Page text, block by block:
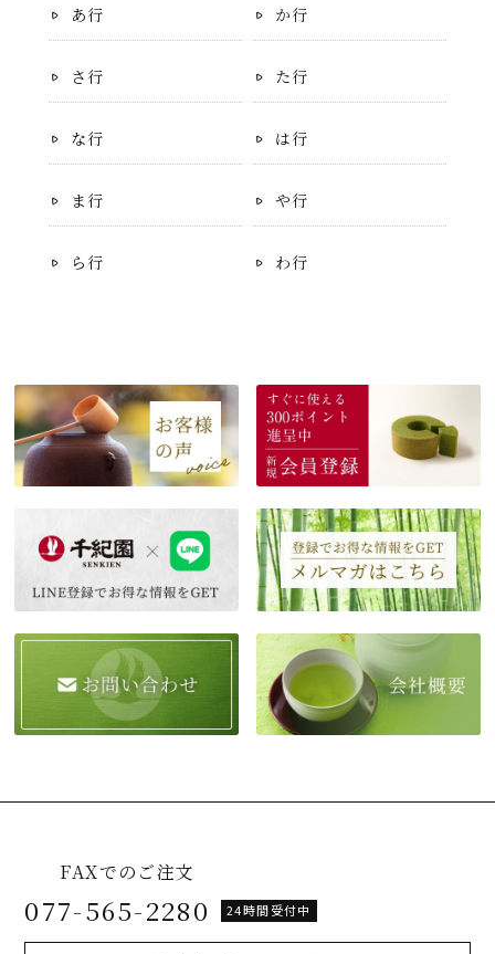
あ行 か行
さ行 た行
な行 は行
ま行 や行
ら行 わ行
FAXでのご注文
077-565-2280 24時間受付中